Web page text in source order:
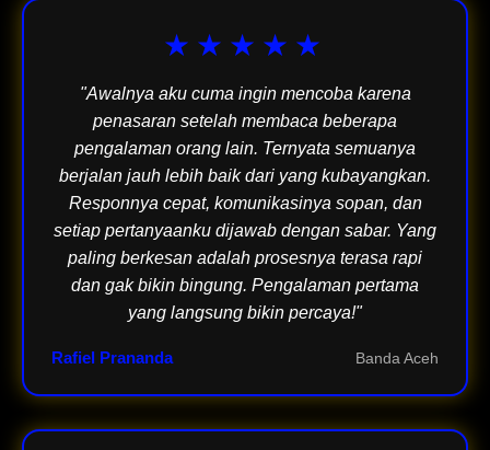
★★★★★
"Awalnya aku cuma ingin mencoba karena
penasaran setelah membaca beberapa
pengalaman orang lain. Ternyata semuanya
berjalan jauh lebih baik dari yang kubayangkan.
Responnya cepat, komunikasinya sopan, dan
setiap pertanyaanku dijawab dengan sabar. Yang
paling berkesan adalah prosesnya terasa rapi
dan gak bikin bingung. Pengalaman pertama
yang langsung bikin percaya!"
Rafiel Prananda Banda Aceh